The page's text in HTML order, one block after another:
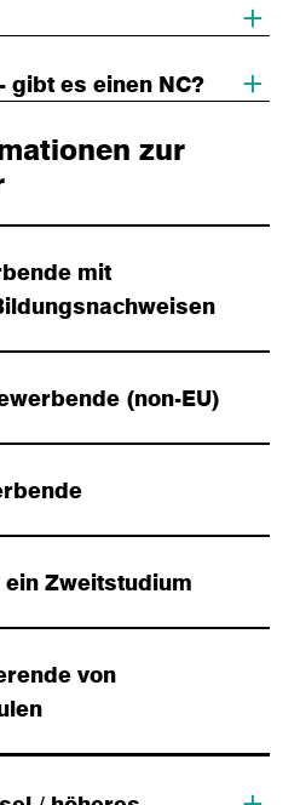
gibt es einen NC?
zur
mit
(non-EU)
Zweitstudium
von